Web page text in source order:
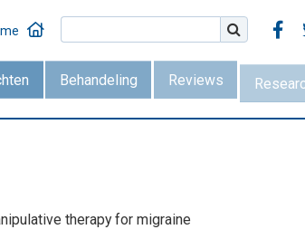

Behandeling Reviews
therapy for migraine